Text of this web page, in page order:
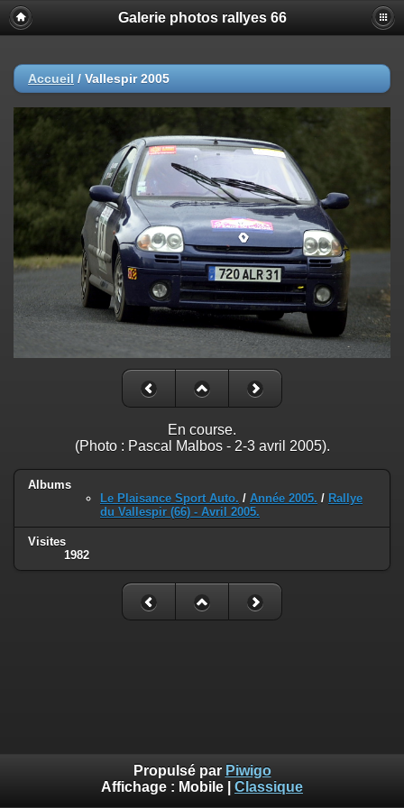
Galerie photos rallyes 66
Accueil / Vallespir 2005
En course.
(Photo : Pascal Malbos - 2-3 avril 2005).
Albums
Le Plaisance Sport Auto. / Année 2005. / Rallye
du Vallespir (66) - Avril 2005.
Visites
1982
Propulsé par Piwigo
Affichage : Mobile Classique